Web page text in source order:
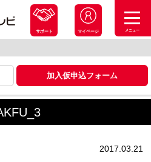
サポート マイページ メニュー
加入仮申込フォーム
2017.03.21